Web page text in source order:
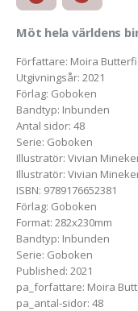
Möt hela världens
Författare: Moira
Utgivningsår: 2021
Förlag: Goboken
Bandtyp: Inbunden
Antal sidor: 48
Serie: Goboken
Illustratör: Vivian
Illustratör: Vivian
ISBN: 9789176652381
Förlag: Goboken
Format: 282x230mm
Bandtyp: Inbunden
Serie: Goboken
Published: 2021
pa_forfattare: Moira
pa_antal-sidor: 48